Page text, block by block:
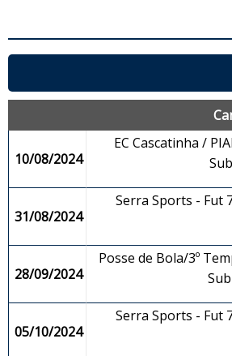
10/08/2024
EC Cascatinha /
31/08/2024
Serra Sports - Fut
28/09/2024
Posse de Bola/3º
05/10/2024
Serra Sports - Fut